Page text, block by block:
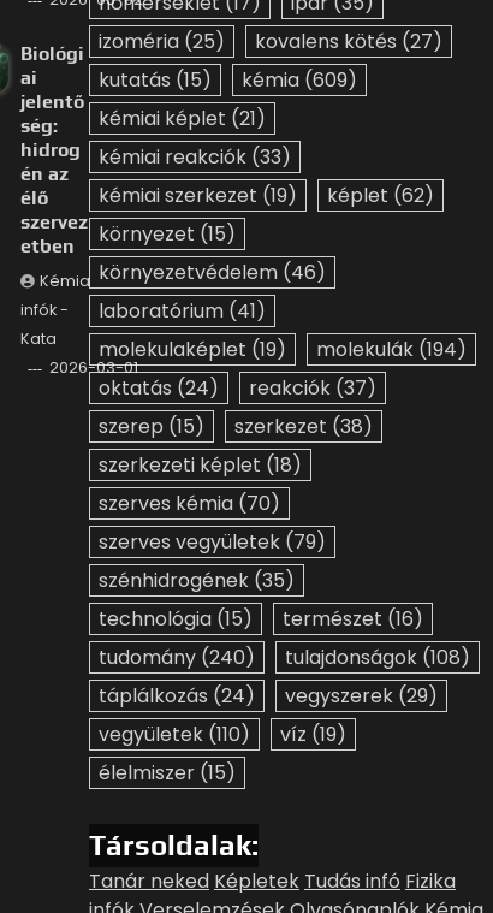
Biológi
ai
jelentő
ség:
hidrog
én az
élő
szervez
etben
Kémia
infók -
Kata
2026-03-01
izoméria (25) kovalens kötés (27)
kutatás (15) kémia (609)
kémiai képlet (21)
kémiai reakciók (33)
kémiai szerkezet (19) képlet (62)
környezet (15)
környezetvédelem (46)
laboratórium (41)
molekulaképlet (19) molekulák (194)
oktatás (24) reakciók (37)
szerep (15) szerkezet (38)
szerkezeti képlet (18)
szerves kémia (70)
szerves vegyületek (79)
szénhidrogének (35)
technológia (15) természet (16)
tudomány (240) tulajdonságok (108)
táplálkozás (24) vegyszerek (29)
vegyületek (110) víz (19)
élelmiszer (15)
Társoldalak:
Tanár neked Képletek Tudás infó Fizika